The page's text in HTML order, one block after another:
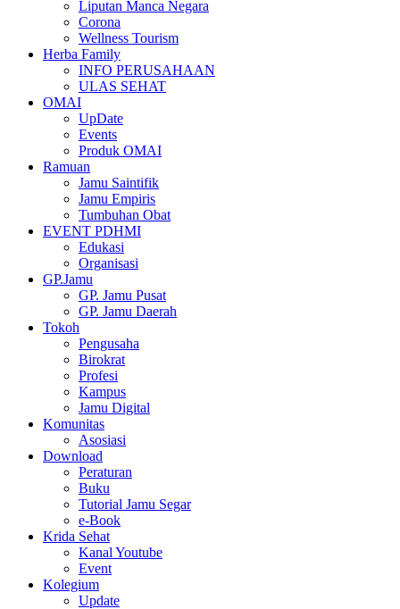
Liputan Manca Negara
Corona
Wellness Tourism
Herba Family
INFO PERUSAHAAN
ULAS SEHAT
OMAI
UpDate
Events
Produk OMAI
Ramuan
Jamu Saintifik
Jamu Empiris
Tumbuhan Obat
EVENT PDHMI
Edukasi
Organisasi
GP.Jamu
GP. Jamu Pusat
GP. Jamu Daerah
Tokoh
Pengusaha
Birokrat
Profesi
Kampus
Jamu Digital
Komunitas
Asosiasi
Download
Peraturan
Buku
Tutorial Jamu Segar
e-Book
Krida Sehat
Kanal Youtube
Event
Kolegium
Update